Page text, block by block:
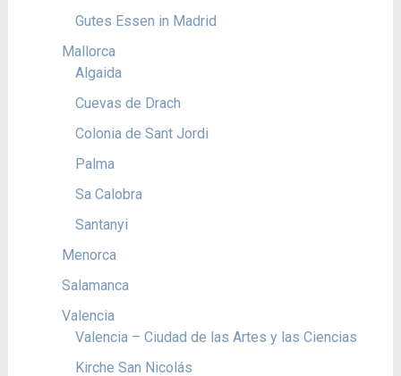
Gutes Essen in Madrid
Mallorca
Algaida
Cuevas de Drach
Colonia de Sant Jordi
Palma
Sa Calobra
Santanyi
Menorca
Salamanca
Valencia
Valencia – Ciudad de las Artes y las Ciencias
Kirche San Nicolás